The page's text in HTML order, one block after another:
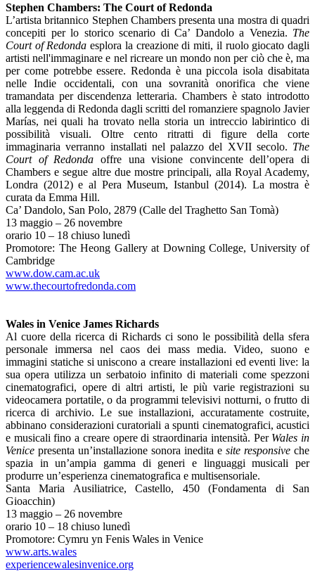
Stephen Chambers: The Court of Redonda
L’artista britannico Stephen Chambers presenta una mostra di quadri
concepiti per lo storico scenario di Ca’ Dandolo a Venezia. The
Court of Redonda esplora la creazione di miti, il ruolo giocato dagli
artisti nell'immaginare e nel ricreare un mondo non per ciò che è, ma
per come potrebbe essere. Redonda è una piccola isola disabitata
nelle Indie occidentali, con una sovranità onorifica che viene
tramandata per discendenza letteraria. Chambers è stato introdotto
alla leggenda di Redonda dagli scritti del romanziere spagnolo Javier
Marías, nei quali ha trovato nella storia un intreccio labirintico di
possibilità visuali. Oltre cento ritratti di figure della corte
immaginaria verranno installati nel palazzo del XVII secolo. The
Court of Redonda offre una visione convincente dell’opera di
Chambers e segue altre due mostre principali, alla Royal Academy,
Londra (2012) e al Pera Museum, Istanbul (2014). La mostra è
curata da Emma Hill.
Ca’ Dandolo, San Polo, 2879 (Calle del Traghetto San Tomà)
13 maggio – 26 novembre
orario 10 – 18 chiuso lunedì
Promotore: The Heong Gallery at Downing College, University of
Cambridge
www.dow.cam.ac.uk
www.thecourtofredonda.com
Wales in Venice James Richards
Al cuore della ricerca di Richards ci sono le possibilità della sfera
personale immersa nel caos dei mass media. Video, suono e
immagini statiche si uniscono a creare installazioni ed eventi live: la
sua opera utilizza un serbatoio infinito di materiali come spezzoni
cinematografici, opere di altri artisti, le più varie registrazioni su
videocamera portatile, o da programmi televisivi notturni, o frutto di
ricerca di archivio. Le sue installazioni, accuratamente costruite,
abbinano considerazioni curatoriali a spunti cinematografici, acustici
e musicali fino a creare opere di straordinaria intensità. Per Wales in
Venice presenta un’installazione sonora inedita e site responsive che
spazia in un’ampia gamma di generi e linguaggi musicali per
produrre un’esperienza cinematografica e multisensoriale.
Santa Maria Ausiliatrice, Castello, 450 (Fondamenta di San
Gioacchin)
13 maggio – 26 novembre
orario 10 – 18 chiuso lunedì
Promotore: Cymru yn Fenis Wales in Venice
www.arts.wales
experiencewalesinvenice.org